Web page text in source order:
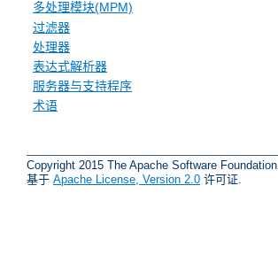
多处理模块(MPM)
过滤器
处理器
表达式解析器
服务器与支持程序
术语
Copyright 2015 The Apache Software Foundation.
基于 Apache License, Version 2.0 许可证.